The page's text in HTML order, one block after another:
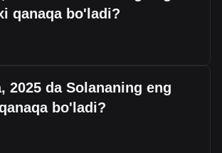
qanaqa bo'ladi?
2025 da Solananing eng
bo'ladi?